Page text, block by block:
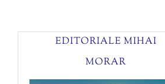
EDITORIALE MIHAI
MORAR